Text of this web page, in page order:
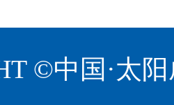
©中国·太